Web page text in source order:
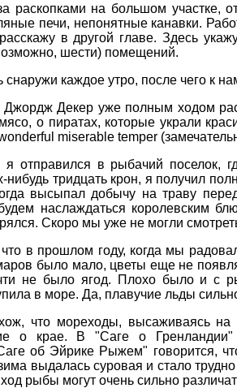
раскопками на большом участке,
печи, непонятные канавки.
в другой главе. Здесь
шести) помещений.
снаружи каждое утро, после чего к
Декер уже полным ходом
о пиратах, которые украли
miserable temper
я отправился в рыбачий
нибудь тридцать крон, я получил
высыпал добычу на траву
наслаждаться королевским
Скоро мы уже не могли
в прошлом году, когда мы
было мало, цветы еще не
не было ягод. Плохо было и с
в море. Да, плавучие льды
что мореходы, высаживаясь
о крае. В "Саге о
об Эйрике Рыжем" говорится,
выдалась суровая и стало
рыбы могут очень сильно